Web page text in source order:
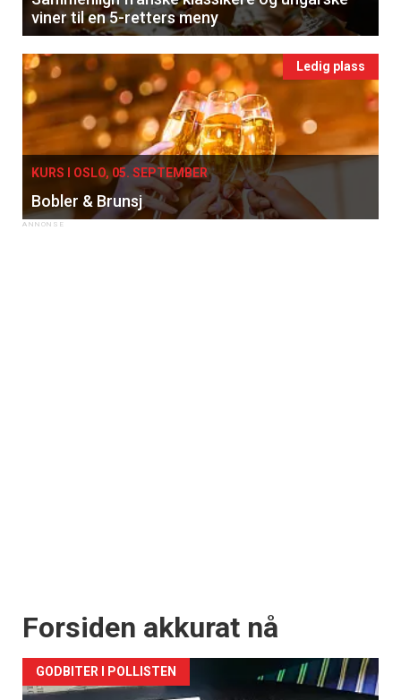
viner til en 5-retters meny
Ledig plass
KURS I OSLO, 05. SEPTEMBER
Bobler & Brunsj
Forsiden akkurat nå
GODBITER I POLLISTEN